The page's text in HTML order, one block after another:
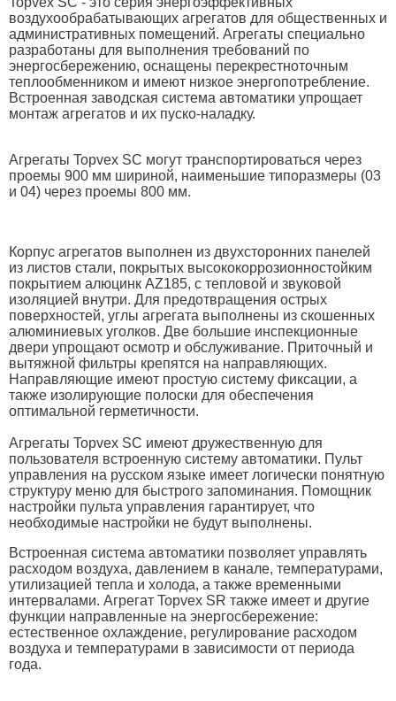
воздухообрабатывающих агрегатов для общественных и
административных помещений. Агрегаты специально
разработаны для выполнения требований по
энергосбережению, оснащены перекрестноточным
теплообменником и имеют низкое энергопотребление.
Встроенная заводская система автоматики упрощает
монтаж агрегатов и их пуско-наладку.
Агрегаты Topvex SC могут транспортироваться через
проемы 900 мм шириной, наименьшие типоразмеры (03
и 04) через проемы 800 мм.
Корпус агрегатов выполнен из двухсторонних панелей
из листов стали, покрытых высококоррозионностойким
покрытием алюцинк AZ185, с тепловой и звуковой
изоляцией внутри. Для предотвращения острых
поверхностей, углы агрегата выполнены из скошенных
алюминиевых уголков. Две большие инспекционные
двери упрощают осмотр и обслуживание. Приточный и
вытяжной фильтры крепятся на направляющих.
Направляющие имеют простую систему фиксации, а
также изолирующие полоски для обеспечения
оптимальной герметичности.
Агрегаты Topvex SC имеют дружественную для
пользователя встроенную систему автоматики. Пульт
управления на русском языке имеет логически понятную
структуру меню для быстрого запоминания. Помощник
настройки пульта управления гарантирует, что
необходимые настройки не будут выполнены.
Встроенная система автоматики позволяет управлять
расходом воздуха, давлением в канале, температурами,
утилизацией тепла и холода, а также временными
интервалами. Агрегат Topvex SR также имеет и другие
функции направленные на энергосбережение:
естественное охлаждение, регулирование расходом
воздуха и температурами в зависимости от периода
года.